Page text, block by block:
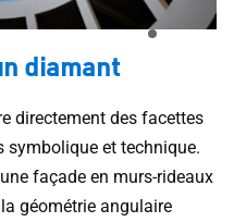
diamant
directement des facettes
symbolique et technique.
façade en murs-rideaux
la géométrie angulaire